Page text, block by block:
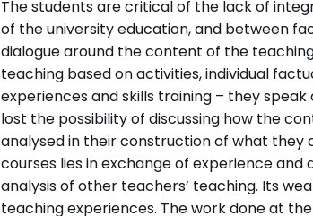
The students are critical of the lack of
of the university education, and between
dialogue around the content of the
teaching based on activities, individual
experiences and skills training – they
lost the possibility of discussing how the
analysed in their construction of what they
courses lies in exchange of experience
analysis of other teachers’ teaching. Its
teaching experiences. The work done at